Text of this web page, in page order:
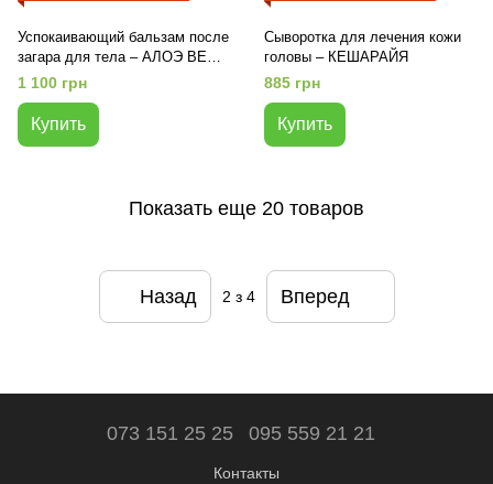
Успокаивающий бальзам после
загара для тела – АЛОЭ ВЕРА
И КОРОЛЕВСКИЙ КОКОС
1 100 грн
Купить
Сыворотка для лечения кожи
головы – КЕШАРАЙЯ
885 грн
Купить
Показать еще 20 товаров
Назад 2 з 4 Вперед
073 151 25 25 095 559 21 21
Контакты